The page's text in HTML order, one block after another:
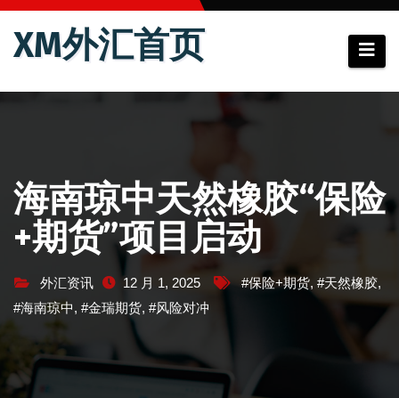
跳
XM外汇首页
海南琼中天然橡胶“保险
+期货”项目启动
外汇资讯 12 月 1, 2025 #保险+期货, #天然橡胶,
#海南琼中, #金瑞期货, #风险对冲